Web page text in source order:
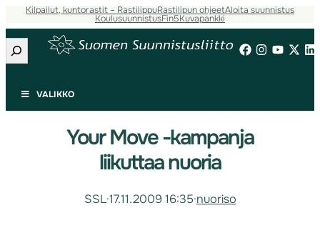
Kilpailut, kuntorastit – RastilippuRastilipun ohjeetAloita suunnistus
KoulusuunnistusFin5Kuvapankki
Etsi
VALIKKO
Your Move -kampanja
liikuttaa nuoria
SSL·17.11.2009 16:35·nuoriso